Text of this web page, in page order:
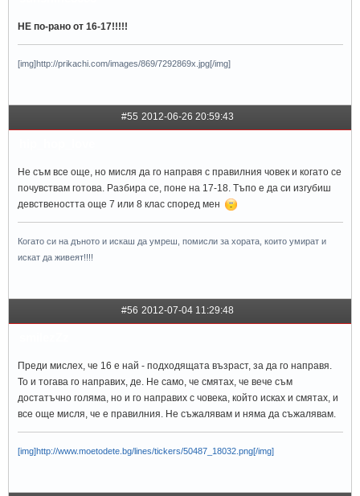
НЕ по-рано от 16-17!!!!!
[img]http://prikachi.com/images/869/7292869x.jpg[/img]
#55 2012-06-26 20:59:43
Не съм все още, но мисля да го направя с правилния човек и когато се
почувствам готова. Разбира се, поне на 17-18. Тъпо е да си изгубиш
девствеността още 7 или 8 клас според мен
Когато си на дъното и искаш да умреш, помисли за хората, които умират и
искат да живеят!!!!
#56 2012-07-04 11:29:48
Преди мислех, че 16 е най - подходящата възраст, за да го направя.
То и тогава го направих, де. Не само, че смятах, че вече съм
достатъчно голяма, но и го направих с човека, който исках и смятах, и
все още мисля, че е правилния. Не съжалявам и няма да съжалявам.
[img]http://www.moetodete.bg/lines/tickers/50487_18032.png[/img]